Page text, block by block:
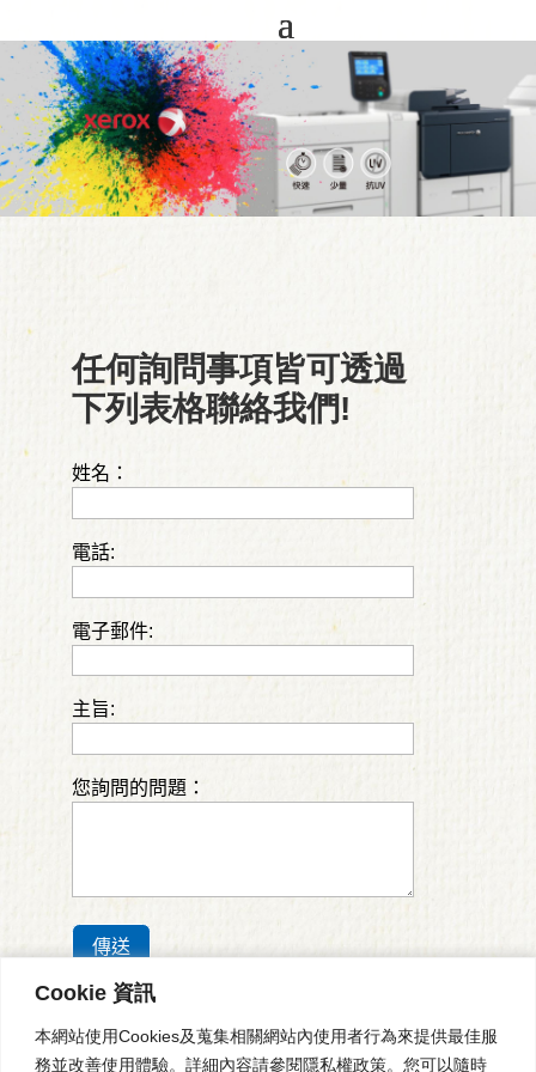
Cookie 資訊
本網站使用Cookies及蒐集相關網站內使用者行為來提供最佳服
務並改善使用體驗。詳細內容請參閱隱私權政策。您可以隨時
Cookie 資訊
本網站使用Cookies及蒐集相關網站內使用者行為來提供最佳服
務並改善使用體驗。詳細內容請參閱隱私權政策。您可以隨時
任何詢問事項皆可透過
下列表格聯絡我們!
姓名：
電話:
電子郵件:
主旨:
您詢問的問題：
傳送